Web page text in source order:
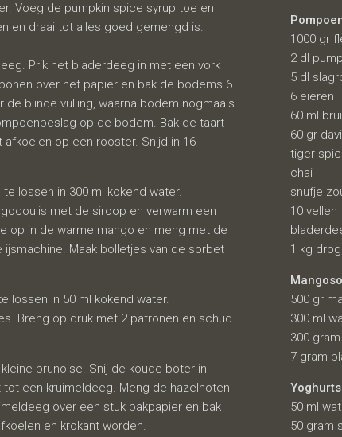
Voeg de pumpkin spice syrup toe en
en draai tot alles goed gemengd is.
Prik het bladerdeeg in met een vork
over het papier en bak de bodems 6
de blinde vulling, waarna bodem nogmaals
op de bodem. Bak de taart
afkoelen op een rooster. Snijd in 16
lossen in 300 ml kokend water.
met de siroop en verwarm een
op in de warme mango en meng met de
Maak bolletjes van de sorbet
lossen in 50 ml kokend water.
Breng op druk met 2 patronen en schud
brunoise. Snij de koude boter in
een kruimeldeeg. Meng de hazelnoten
over een stuk bakpapier en bak
en krokant worden.
1000 gr
2 dl
5 dl
6 eieren
60 ml
60 gr
tiger
chai
snufje
10 vellen
1 kg
500 gr
300 ml
300
7 gram
50 ml
50 gram